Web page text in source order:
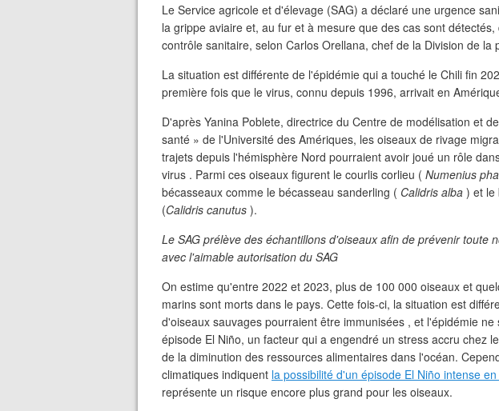
Le Service agricole et d'élevage (SAG) a déclaré une urgence
la grippe aviaire et, au fur et à mesure que des cas sont
contrôle sanitaire, selon Carlos Orellana, chef de la Division de la
La situation est différente de l'épidémie qui a touché le Chili fin
première fois que le virus, connu depuis 1996, arrivait en
D'après Yanina Poblete, directrice du Centre de modélisation et
santé » de l'Université des Amériques, les oiseaux de rivage
trajets depuis l'hémisphère Nord pourraient avoir joué un rôle
virus . Parmi ces oiseaux figurent le courlis corlieu ( Numenius
bécasseaux comme le bécasseau sanderling ( Calidris alba ) et le
(Calidris canutus ).
Le SAG prélève des échantillons d'oiseaux afin de prévenir toute
avec l'aimable autorisation du SAG
On estime qu'entre 2022 et 2023, plus de 100 000 oiseaux et
marins sont morts dans le pays. Cette fois-ci, la situation est
d'oiseaux sauvages pourraient être immunisées , et l'épidémie
épisode El Niño, un facteur qui a engendré un stress accru chez
de la diminution des ressources alimentaires dans l'océan.
climatiques indiquent la possibilité d'un épisode El Niño intense
représente un risque encore plus grand pour les oiseaux.